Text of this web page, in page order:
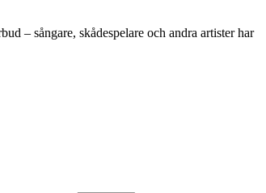
– sångare, skådespelare och andra artister har